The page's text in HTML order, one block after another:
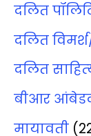
दलित
दलित
दलित
बीआर
मायावती